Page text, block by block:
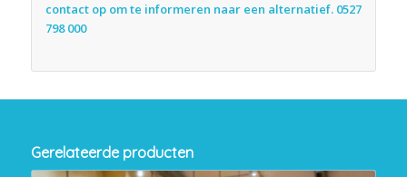
contact op om te informeren naar een alternatief. 0527
798 000
Gerelateerde producten